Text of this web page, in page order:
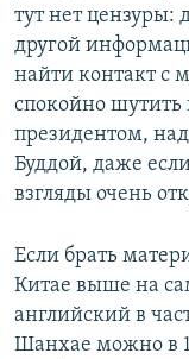
тут нет цензуры:
другой
найти контакт с
спокойно шутить
президентом,
Буддой, даже
взгляды очень
Если брать
Китае выше на
английский в
Шанхае можно в